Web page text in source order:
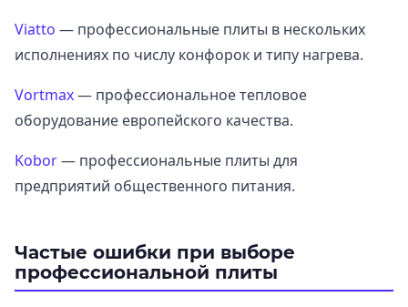
Viatto — профессиональные плиты в нескольких
исполнениях по числу конфорок и типу нагрева.
Vortmax— профессиональное тепловое
оборудование европейского качества.
Kobor— профессиональные плиты для
предприятий общественного питания.
Частые ошибки при выборе
профессиональной плиты